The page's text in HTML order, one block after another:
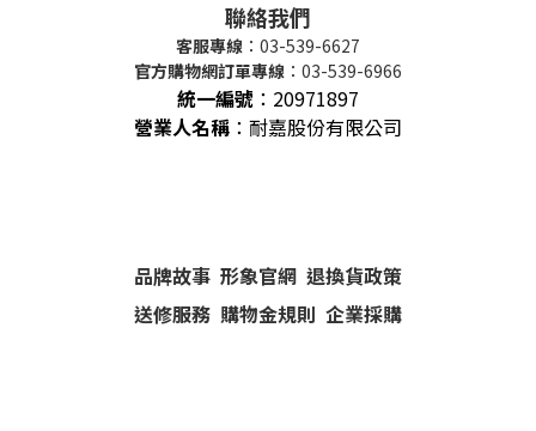
聯絡我們
客服專線 ：03-539-6627
官方購物網訂單專線 ：03-539-6966
統一編號 ： 20971897
營業人名稱 ：耐嘉股份有限公司
品牌故事 形象官網 退換貨政策
送修服務 購物金規則 企業採購